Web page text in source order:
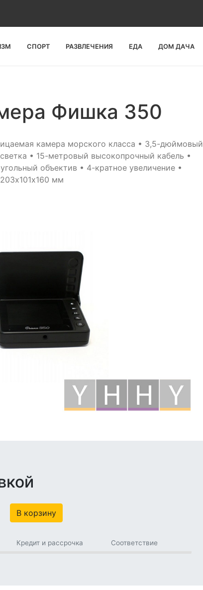
СПОРТ РАЗВЛЕЧЕНИЯ ЕДА ДОМ ДАЧА
Фишка 350
камера морского класса • 3,5-дюймовый
• 15-метровый высокопрочный кабель •
объектив • 4-кратное увеличение •
мм
В корзину
Кредит и рассрочка Соответствие